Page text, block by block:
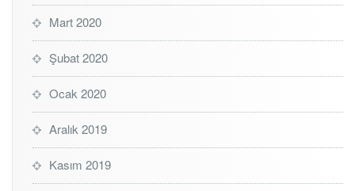
Mart 2020
Şubat 2020
Ocak 2020
Aralık 2019
Kasım 2019